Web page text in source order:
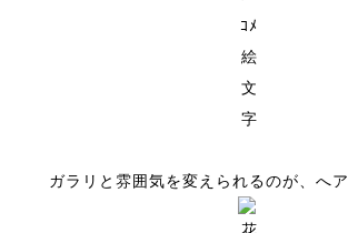
ガラリと雰囲気を変えられるのが、へ